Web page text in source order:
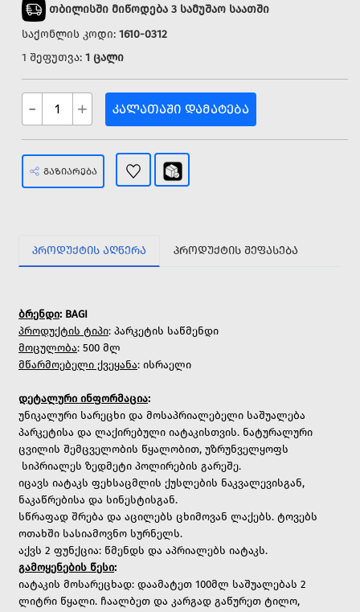
თბილისში მიწოდება 3 სამუშაო საათში
საქონლის კოდი: 1610-0312
1 შეფუთვა: 1 ცალი
- + ᲙᲐᲚᲐᲗᲐᲨᲘ ᲓᲐᲛᲐᲢᲔᲑᲐ
ᲒᲐᲖᲘᲐᲠᲔᲑᲐ
ᲞᲠᲝᲓᲣᲥᲢᲘᲡ ᲐᲦᲬᲔᲠᲐ ᲞᲠᲝᲓᲣᲥᲢᲘᲡ ᲨᲔᲤᲐᲡᲔᲑᲐ
ბრენდი: BAGI
პროდუქტის ტიპი: პარკეტის საწმენდი
მოცულობა: 500 მლ
მწარმოებელი ქვეყანა: ისრაელი
დეტალური ინფორმაცია:
უნიკალური სარეცხი და მოსაპრიალებელი საშუალება
პარკეტისა და ლაქირებული იატაკისთვის. ნატურალური
ცვილის შემცველობის წყალობით, უზრუნველყოფს
სიპრიალეს ზედმეტი პოლირების გარეშე.
იცავს იატაკს ფეხსაცმლის ქუსლების ნაკვალევისგან,
ნაკაწრებისა და სინესტისგან.
სწრაფად შრება და აცილებს ცხიმოვან ლაქებს. ტოვებს
ოთახში სასიამოვნო სურნელს.
აქვს 2 ფუნქცია: წმენდს და აპრიალებს იატაკს.
გამოყენების წესი:
იატაკის მოსარეცხად: დაამატეთ 100მლ საშუალებას 2
ლიტრი წყალი. ჩაალბეთ და კარგად გაწურეთ ტილო,